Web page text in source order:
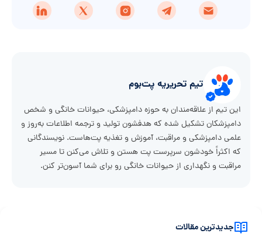
تیم تحریریه پت‌بوم
این تیم از علاقه‌مندان به حوزه دامپزشکی، حیوانات خانگی و شخص
دامپزشکان تشکیل شده که هدفشون تولید و ترجمه اطلاعات به‌روز و
علمی دامپزشکی و مراقبت، آموزش و تغذیه پت‌هاست. نویسندگانی
که اکثراً خودشون سرپرست پت هستن و تلاش می‌کنن تا مسیر
مراقبت و نگهداری از حیوانات خانگی رو برای شما آسون‌تر کنن.
جدیدترین مقالات